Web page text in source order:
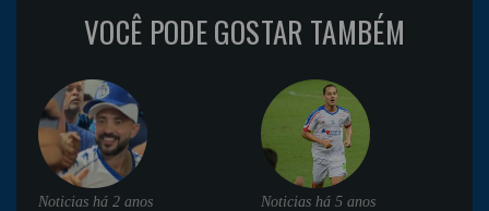
VOCÊ PODE GOSTAR TAMBÉM
Noticias há 2 anos Noticias há 5 anos